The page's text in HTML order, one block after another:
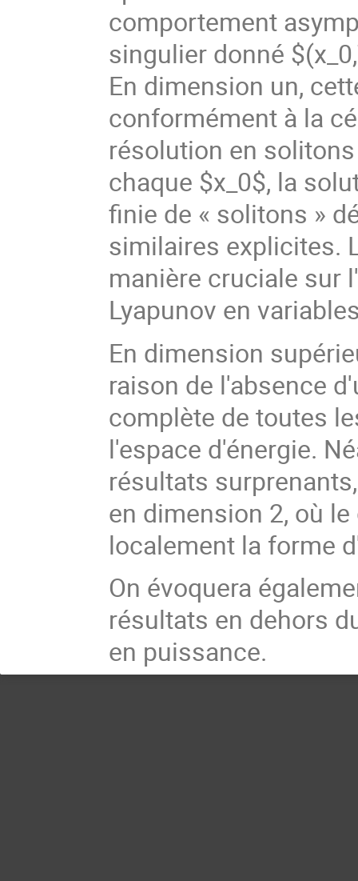
comportement
singulier donné
En dimension un,
conformément à la
résolution en
chaque $x_0$, la
finie de « solitons »
similaires explicites.
manière cruciale sur
Lyapunov en
En dimension
raison de l'absence
complète de toutes
l'espace d'énergie.
résultats
en dimension 2, où
localement la forme
On évoquera
résultats en dehors
en puissance.